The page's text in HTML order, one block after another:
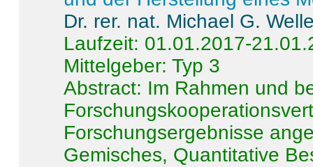
Dr. rer. nat. Michael G.
Laufzeit: 01.01.2017-
Mittelgeber: Typ 3
Abstract: Im Rahmen und
Forschungsergebnisse
Gemisches, Quantitative